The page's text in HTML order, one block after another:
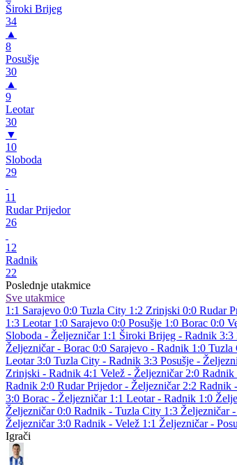
Široki Brijeg
34
▲
8
Posušje
30
▲
9
Leotar
30
▼
10
Sloboda
29
11
Rudar Prijedor
26
12
Radnik
22
Poslednje utakmice
Sve utakmice
1:1 Sarajevo 0:0 Tuzla City 1:2 Zrinjski 0:0 Rudar
1:3 Leotar 1:0 Sarajevo 0:0 Posušje 1:0 Borac 0:0
Sloboda - Željezničar 1:1 Široki Brijeg - Radnik 3:3
Željezničar - Borac 0:0 Sarajevo - Radnik 1:0 Tuzla
Leotar 3:0 Tuzla City - Radnik 3:3 Posušje -
Zrinjski - Radnik 4:1 Velež - Željezničar 2:0 Radnik
Radnik 2:0 Rudar Prijedor - Željezničar 2:2 Radnik
3:0 Borac - Željezničar 1:1 Leotar - Radnik 1:0
Željezničar 0:0 Radnik - Tuzla City 1:3 Željezničar
Željezničar 3:0 Radnik - Velež 1:1 Željezničar -
Igrači